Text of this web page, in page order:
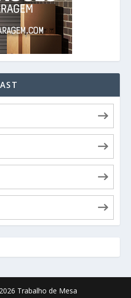
Trabalho de Mesa